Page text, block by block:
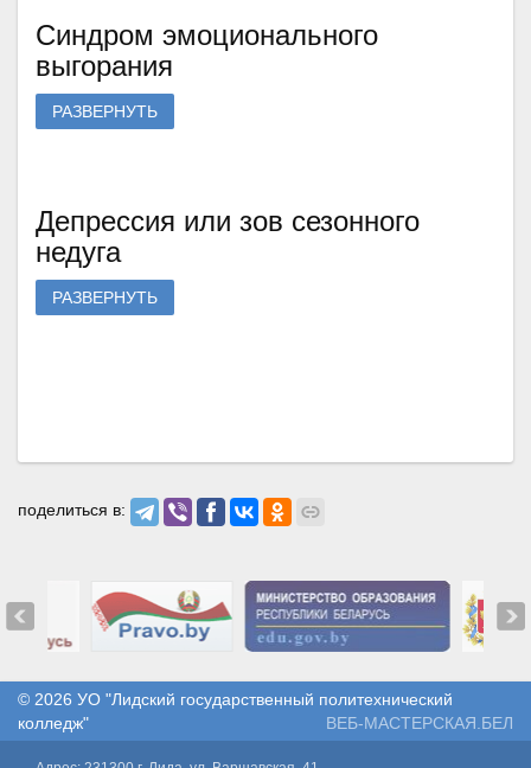
Синдром эмоционального
выгорания
РАЗВЕРНУТЬ
Депрессия или зов сезонного
недуга
РАЗВЕРНУТЬ
поделиться в:
© 2026 УО "Лидский государственный политехнический
колледж"
ВЕБ-МАСТЕРСКАЯ.БЕЛ